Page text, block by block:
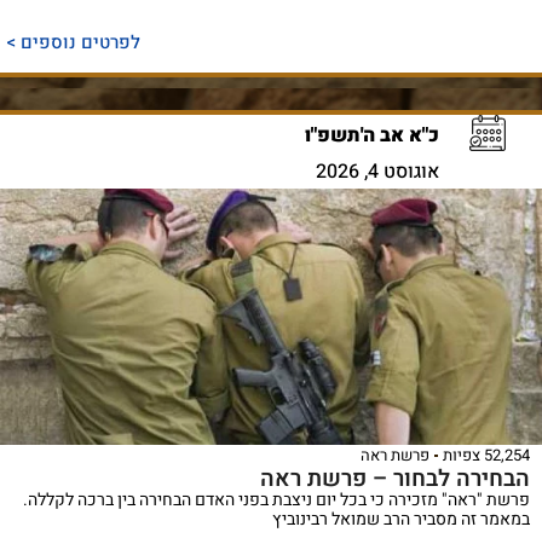
לפרטים נוספים >
כ"א אב ה'תשפ"ו
אוגוסט 4, 2026
52,254 צפיות פרשת ראה
הבחירה לבחור – פרשת ראה
פרשת "ראה" מזכירה כי בכל יום ניצבת בפני האדם הבחירה בין ברכה לקללה.
במאמר זה מסביר הרב שמואל רבינוביץ